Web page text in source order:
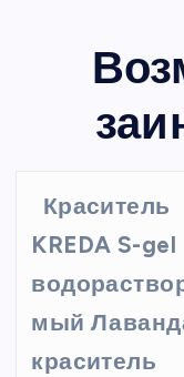
Краситель
KREDA S-gel
мый
краситель